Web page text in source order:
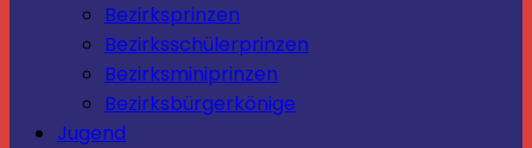
Bezirksprinzen
Bezirksschülerprinzen
Bezirksminiprinzen
Bezirksbürgerkönige
Jugend